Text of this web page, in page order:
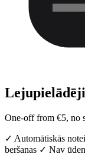
One-off from €5, no
✓ Automātiskās
beršanas ✓ Nav